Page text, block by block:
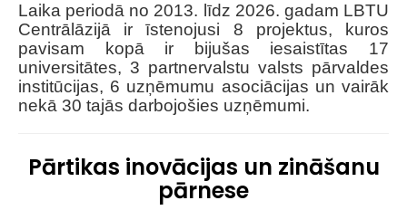
Laika periodā no 2013. līdz 2026. gadam LBTU
Centrālāzijā ir īstenojusi 8 projektus, kuros
pavisam kopā ir bijušas iesaistītas 17
universitātes, 3 partnervalstu valsts pārvaldes
institūcijas, 6 uzņēmumu asociācijas un vairāk
nekā 30 tajās darbojošies uzņēmumi.
Pārtikas inovācijas un zināšanu
pārnese